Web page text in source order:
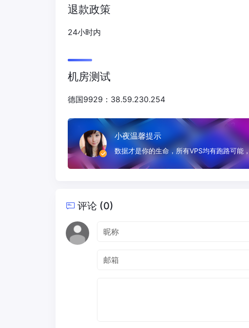
退款政策
24小时内
机房测试
德国9929：38.59.230.254
小夜温馨提示
数据才是你的生命，所有VPS均有跑路可能
评论 (0)